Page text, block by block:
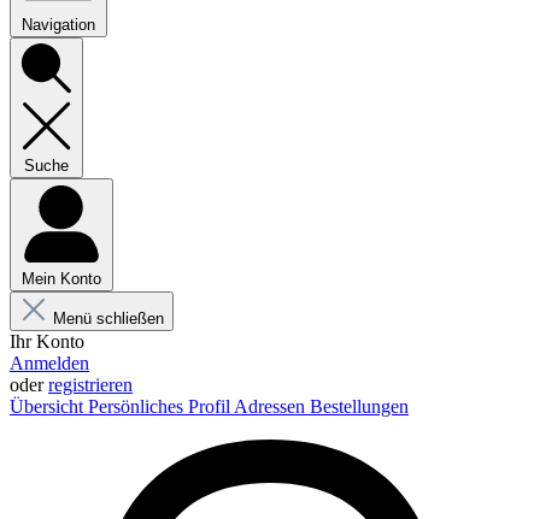
Navigation
Suche
Mein Konto
Menü schließen
Ihr Konto
Anmelden
oderregistrieren
Übersicht Persönliches Profil Adressen Bestellungen